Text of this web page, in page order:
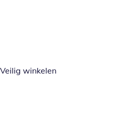
Veilig winkelen